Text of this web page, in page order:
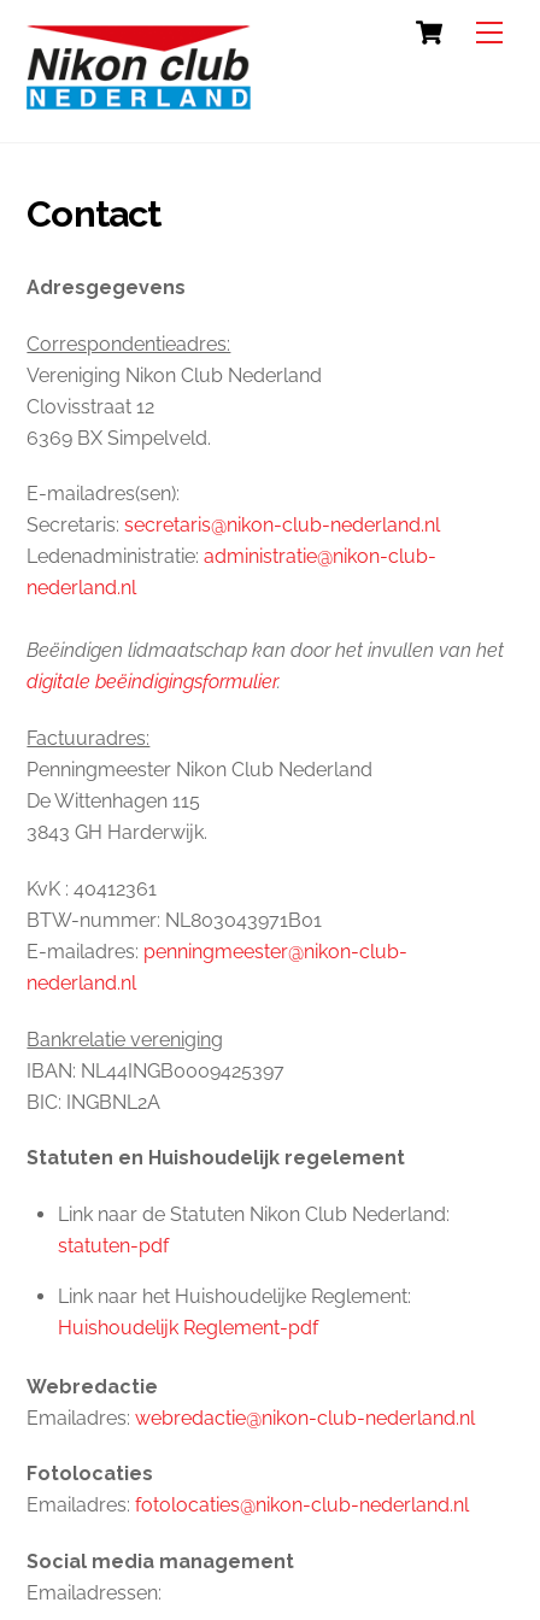
content
Cart
Contact
Adresgegevens
Correspondentieadres:
Vereniging Nikon Club Nederland
Clovisstraat 12
6369 BX Simpelveld.
E-mailadres(sen):
Secretaris:secretaris@nikon-club-nederland.nl
Ledenadministratie:administratie@nikon-club-
nederland.nl
Beëindigen lidmaatschap kan door het invullen van het
digitale beëindigingsformulier.
Factuuradres:
Penningmeester Nikon Club Nederland
De Wittenhagen 115
3843 GH Harderwijk.
KvK : 40412361
BTW-nummer: NL803043971B01
E-mailadres: penningmeester@nikon-club-
nederland.nl
Bankrelatie vereniging
IBAN: NL44INGB0009425397
BIC: INGBNL2A
Statuten en Huishoudelijk regelement
Link naar de Statuten Nikon Club Nederland:
statuten-pdf
Link naar het Huishoudelijke Reglement:
Huishoudelijk Reglement-pdf
Webredactie
Emailadres:webredactie@nikon-club-nederland.nl
Fotolocaties
Emailadres:fotolocaties@nikon-club-nederland.nl
Social media management
Emailadressen: